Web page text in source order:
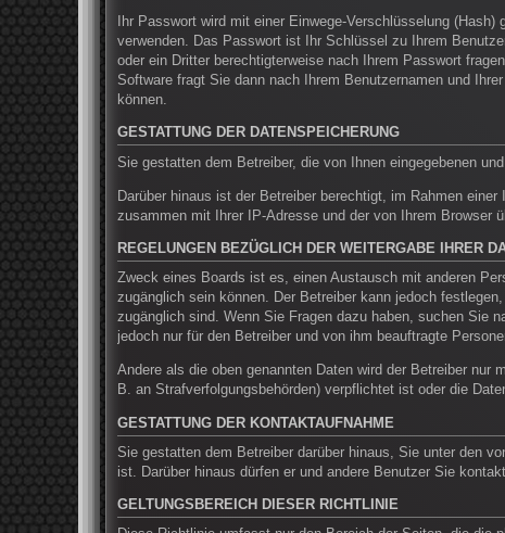
Ihr Passwort wird mit einer Einwege-Verschlüsselung
verwenden. Das Passwort ist Ihr Schlüssel zu Ihrem
oder ein Dritter berechtigterweise nach Ihrem Passwort
Software fragt Sie dann nach Ihrem Benutzernamen und
können.
GESTATTUNG DER DATENSPEICHERUNG
Sie gestatten dem Betreiber, die von Ihnen eingegebenen
Darüber hinaus ist der Betreiber berechtigt, im Rahmen
zusammen mit Ihrer IP-Adresse und der von Ihrem Browser
REGELUNGEN BEZÜGLICH DER WEITERGABE IHRER
Zweck eines Boards ist es, einen Austausch mit anderen
zugänglich sein können. Der Betreiber kann jedoch
zugänglich sind. Wenn Sie Fragen dazu haben, suchen Sie
jedoch nur für den Betreiber und von ihm beauftragte
Andere als die oben genannten Daten wird der Betreiber
B. an Strafverfolgungsbehörden) verpflichtet ist oder die
GESTATTUNG DER KONTAKTAUFNAHME
Sie gestatten dem Betreiber darüber hinaus, Sie unter den
ist. Darüber hinaus dürfen er und andere Benutzer Sie
GELTUNGSBEREICH DIESER RICHTLINIE